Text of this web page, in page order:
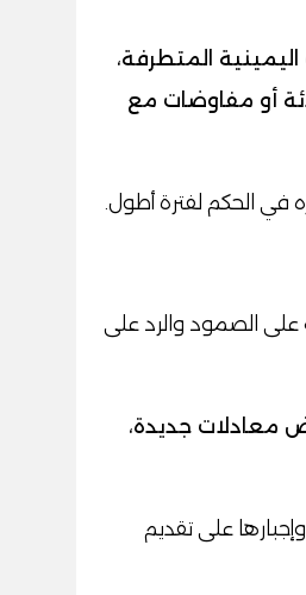
المتطرفة،
أو مفاوضات مع
في الحكم لفترة أطول.
على الصمود والرد على
معادلات جديدة،
على تقديم